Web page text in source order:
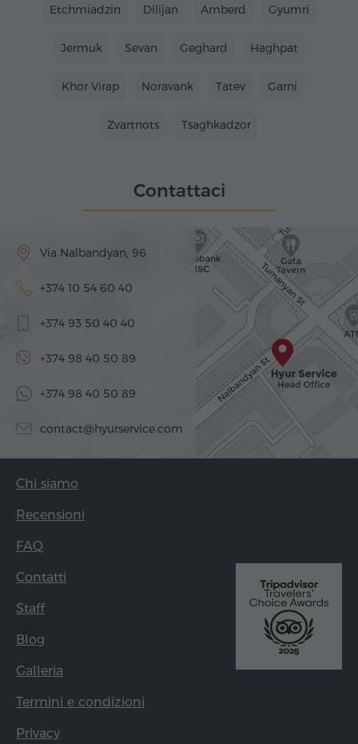
Etchmiadzin Dilijan Amberd Gyumri
Jermuk Sevan Geghard Haghpat
Khor Virap Noravank Tatev Garni
Zvartnots Tsaghkadzor
Contattaci
Via Nalbandyan, 96
+374 10 54 60 40
+374 93 50 40 40
+374 98 40 50 89
+374 98 40 50 89
contact@hyurservice.com
Chi siamo
Recensioni
FAQ
Contatti
Staff
Blog
Galleria
Termini e condizioni
Privacy